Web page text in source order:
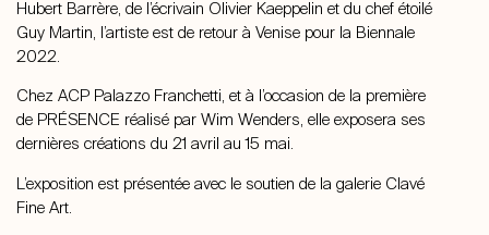
Hubert Barrère, de l’écrivain Olivier Kaeppelin et du chef étoilé
Guy Martin, l’artiste est de retour à Venise pour la Biennale
2022.
Chez ACP Palazzo Franchetti, et à l’occasion de la première
de PRÉSENCE réalisé par Wim Wenders, elle exposera ses
dernières créations du 21 avril au 15 mai.
L’exposition est présentée avec le soutien de la galerie Clavé
Fine Art.